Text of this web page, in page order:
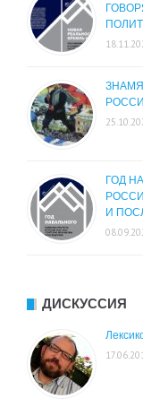
ГОД
И
ДИСКУССИЯ